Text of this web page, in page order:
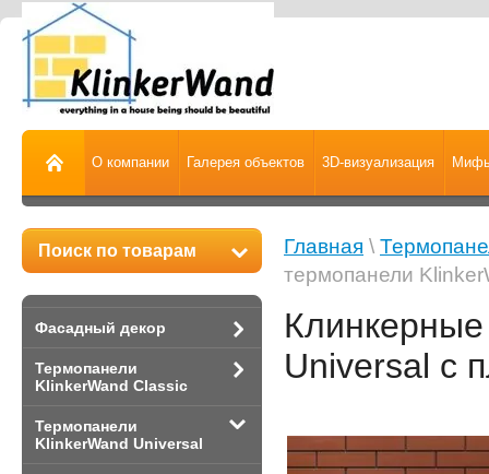
О компании Галерея объектов 3D-визуализация
Поиск по товарам
Фасадный декор
Термопанели
KlinkerWand Classic
Термопанели
KlinkerWand Universal
Главная \
термопанели
Universal с